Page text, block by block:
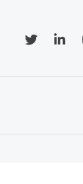
innehåll